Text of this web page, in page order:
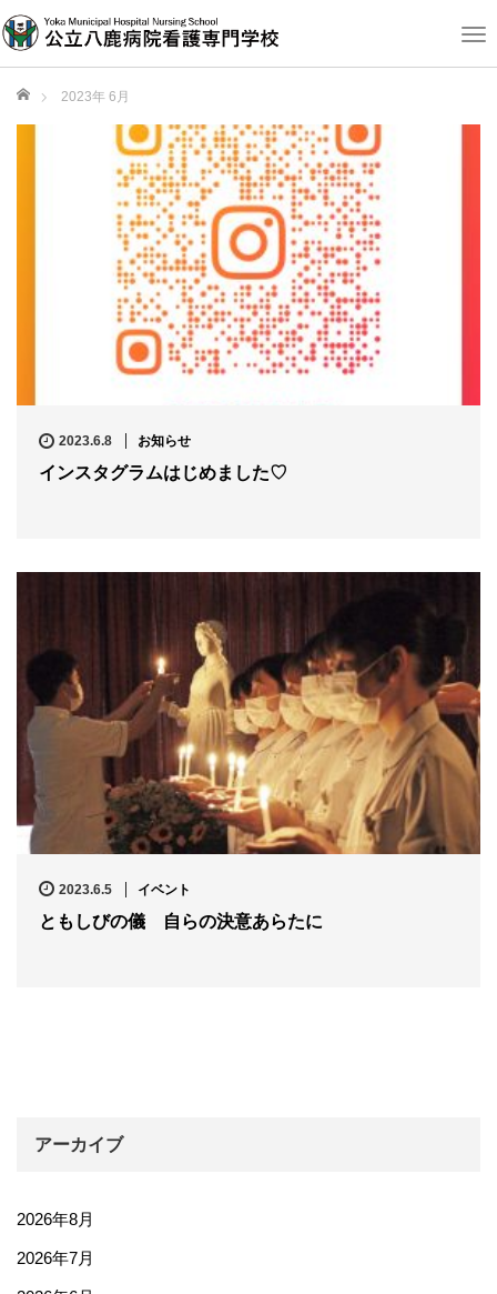
T
l
ホーム 2023年 6月
2023.6.8 お知らせ
インスタグラムはじめました♡
2023.6.5 イベント
ともしびの儀 自らの決意あらたに
アーカイブ
2026年8月
2026年7月